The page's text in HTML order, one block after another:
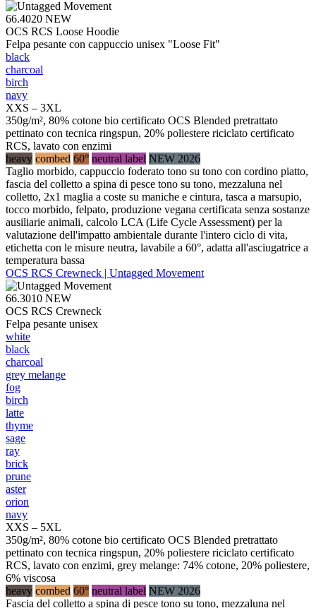
66.4020 NEW
OCS RCS Loose Hoodie
Felpa pesante con cappuccio unisex "Loose Fit"
black
charcoal
birch
navy
XXS – 3XL
350g/m², 80% cotone bio certificato OCS Blended pretrattato
pettinato con tecnica ringspun, 20% poliestere riciclato certificato
RCS, lavato con enzimi
heavy combed 60° neutral label NEW 2026
Taglio morbido, cappuccio foderato tono su tono con cordino piatto,
fascia del colletto a spina di pesce tono su tono, mezzaluna nel
colletto, 2x1 maglia a coste su maniche e cintura, tasca a marsupio,
tocco morbido, felpato, produzione vegana certificata senza sostanze
ausiliarie animali, calcolo LCA (Life Cycle Assessment) per la
valutazione dell'impatto ambientale durante l'intero ciclo di vita,
etichetta con le misure neutra, lavabile a 60°, adatta all'asciugatrice a
temperatura bassa
OCS RCS Crewneck | Untagged Movement
66.3010 NEW
OCS RCS Crewneck
Felpa pesante unisex
white
black
charcoal
grey melange
fog
birch
latte
thyme
sage
ray
brick
prune
aster
orion
navy
XXS – 5XL
350g/m², 80% cotone bio certificato OCS Blended pretrattato
pettinato con tecnica ringspun, 20% poliestere riciclato certificato
RCS, lavato con enzimi, grey melange: 74% cotone, 20% poliestere,
6% viscosa
heavy combed 60° neutral label NEW 2026
Fascia del colletto a spina di pesce tono su tono, mezzaluna nel